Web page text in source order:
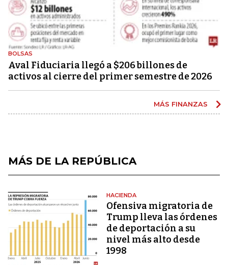
BOLSAS
Aval Fiduciaria llegó a $206 billones de
activos al cierre del primer semestre de 2026
MÁS FINANZAS
MÁS DE LA REPÚBLICA
HACIENDA
Ofensiva migratoria de
Trump lleva las órdenes
de deportación a su
nivel más alto desde
1998